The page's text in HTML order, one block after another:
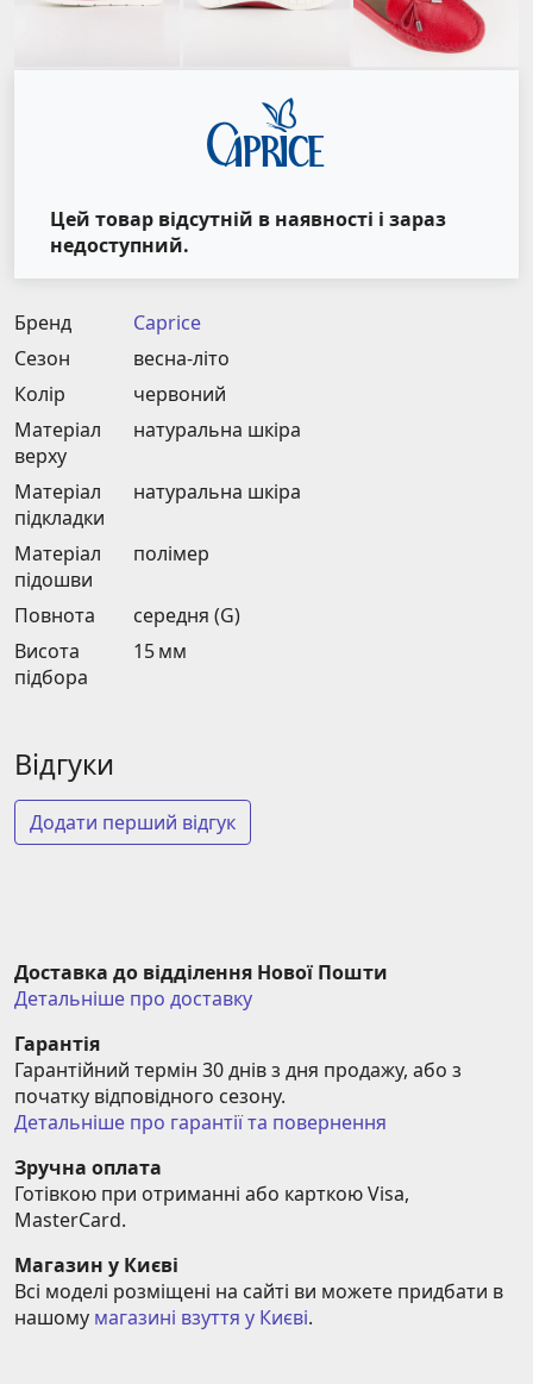
Цей товар відсутній в наявності і зараз
недоступний.
Бренд
Caprice
Сезон
весна-літо
Колір
червоний
Матеріал
верху
натуральна шкіра
Матеріал
підкладки
натуральна шкіра
Матеріал
підошви
полімер
Повнота
середня (G)
Висота
підбора
15 мм
Відгуки
Додати перший відгук
Доставка до відділення Нової Пошти
Детальніше про доставку
Гарантія
Гарантійний термін 30 днів з дня продажу, або з
початку відповідного сезону.
Детальніше про гарантії та повернення
Зручна оплата
Готівкою при отриманні або карткою Visa,
MasterCard.
Магазин у Києві
Всі моделі розміщені на сайті ви можете придбати в
нашому магазині взуття у Києві.